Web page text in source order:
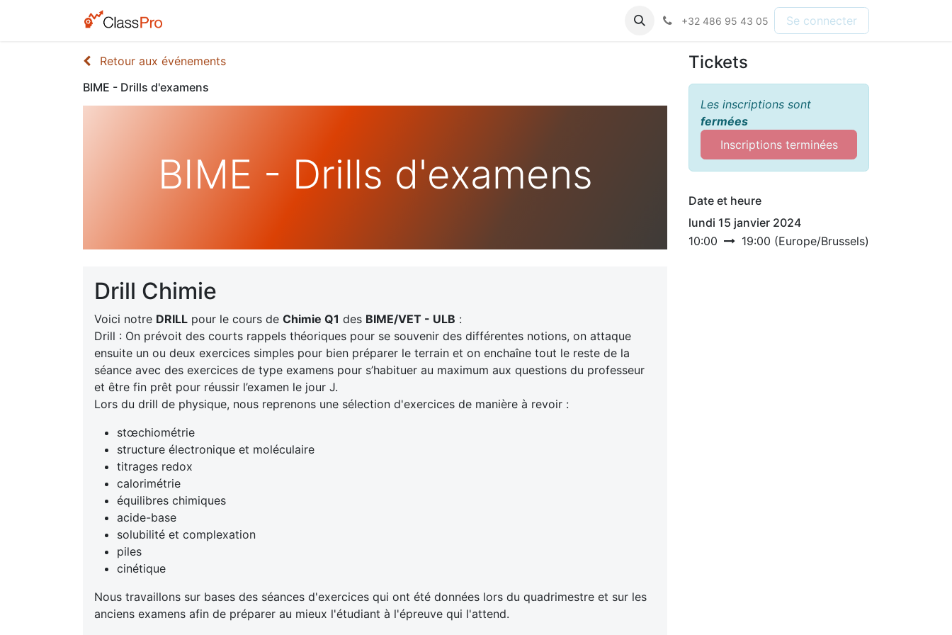
+32 486 95 43 05 Se connecter
Retour aux événements
BIME - Drills d'examens
BIME - Drills d'examens
Drill Chimie
Voici notre DRILL pour le cours de Chimie Q1 des BIME/VET - ULB :
Drill : On prévoit des courts rappels théoriques pour se souvenir des différentes notions, on attaque
ensuite un ou deux exercices simples pour bien préparer le terrain et on enchaîne tout le reste de la
séance avec des exercices de type examens pour s’habituer au maximum aux questions du professeur
et être fin prêt pour réussir l’examen le jour J.
Lors du drill de physique, nous reprenons une sélection d'exercices de manière à revoir :
stœchiométrie
structure électronique et moléculaire
titrages redox
calorimétrie
équilibres chimiques
acide-base
solubilité et complexation
piles
cinétique
Nous travaillons sur bases des séances d'exercices qui ont été données lors du quadrimestre et sur les
anciens examens afin de préparer au mieux l'étudiant à l'épreuve qui l'attend.
Tickets
Les inscriptions sont
fermées
Inscriptions terminées
Date et heure
lundi 15 janvier 2024
10:00
19:00 (Europe/Brussels)